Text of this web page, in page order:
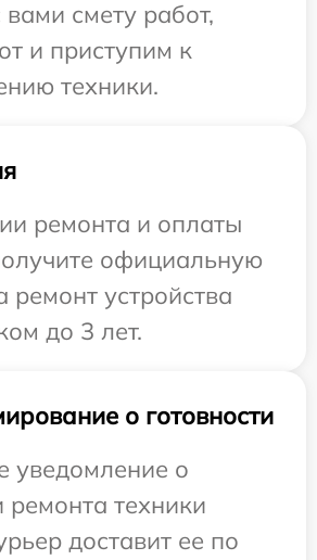
вами смету работ,
и приступим к
техники.
ремонта и оплаты
официальную
ремонт устройства
до 3 лет.
о готовности
уведомление о
техники
доставит ее по